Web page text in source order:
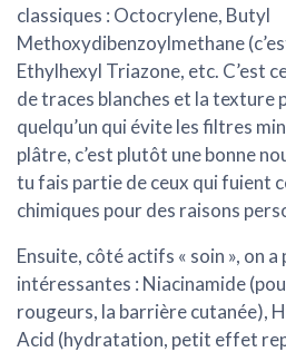
classiques : Octocrylene, Butyl
Methoxydibenzoylmethane
Ethylhexyl Triazone, etc. C’est
de traces blanches et la texture
quelqu’un qui évite les filtres
plâtre, c’est plutôt une bonne
tu fais partie de ceux qui fuient
chimiques pour des raisons
Ensuite, côté actifs « soin », on a
intéressantes : Niacinamide
rougeurs, la barrière cutanée),
Acid (hydratation, petit effet